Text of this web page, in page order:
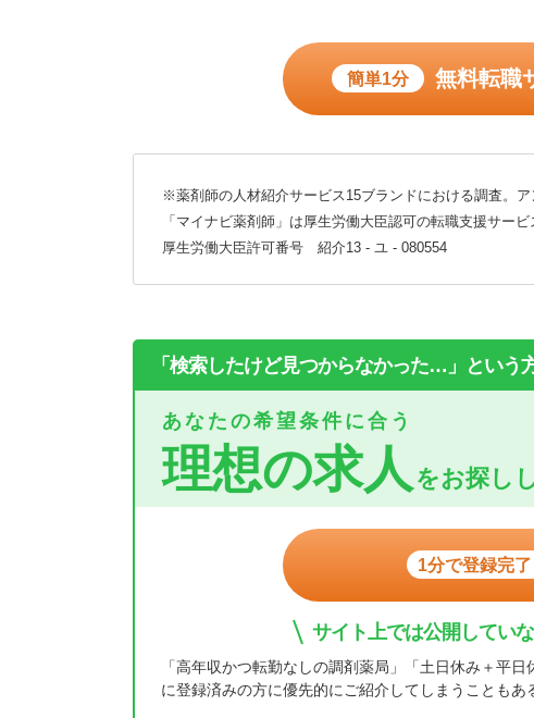
簡単1分 無料転職
※薬剤師の人材紹介サービス15ブランドにおける調査。
「マイナビ薬剤師」は厚生労働大臣認可の転職支援サー
厚生労働大臣許可番号 紹介13 - ユ - 080554
「検索したけど見つからなかった…」という
あなたの希望条件に合う
理想の求人をお探し
1分で登録完了
サイト上では公開してい
「高年収かつ転勤なしの調剤薬局」「土日休み＋平
に登録済みの方に優先的にご紹介してしまうことも